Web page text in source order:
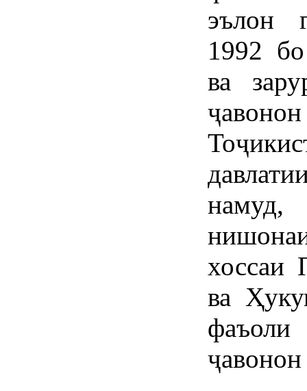
эълон
1992
ва
хоссаи
ва
фаъоли